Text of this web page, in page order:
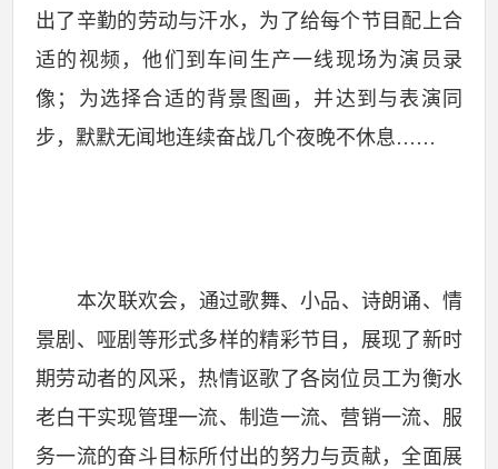
出了辛勤的劳动与汗水，为了给每个节目配上合
适的视频，他们到车间生产一线现场为演员录
像；为选择合适的背景图画，并达到与表演同
步，默默无闻地连续奋战几个夜晚不休息……
本次联欢会，通过歌舞、小品、诗朗诵、情
景剧、哑剧等形式多样的精彩节目，展现了新时
期劳动者的风采，热情讴歌了各岗位员工为衡水
老白干实现管理一流、制造一流、营销一流、服
务一流的奋斗目标所付出的努力与贡献，全面展